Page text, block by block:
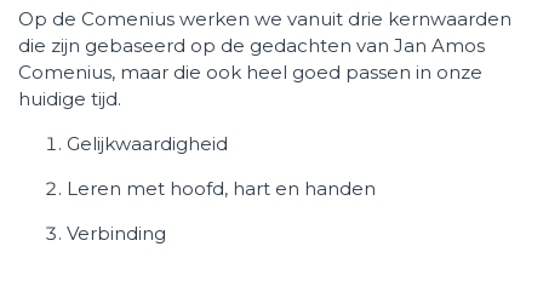
Op de Comenius werken we vanuit drie kernwaarden
die zijn gebaseerd op de gedachten van Jan Amos
Comenius, maar die ook heel goed passen in onze
huidige tijd.
Gelijkwaardigheid
Leren met hoofd, hart en handen
Verbinding